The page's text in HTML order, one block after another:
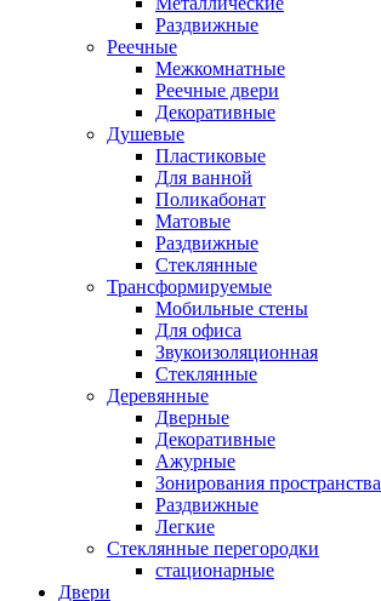
Раздвижные
Реечные
Межкомнатные
Реечные двери
Декоративные
Душевые
Пластиковые
Для ванной
Поликабонат
Матовые
Раздвижные
Стеклянные
Трансформируемые
Мобильные стены
Для офиса
Звукоизоляционная
Стеклянные
Деревянные
Дверные
Декоративные
Ажурные
Зонирования пространства
Раздвижные
Легкие
Стеклянные перегородки
стационарные
Двери